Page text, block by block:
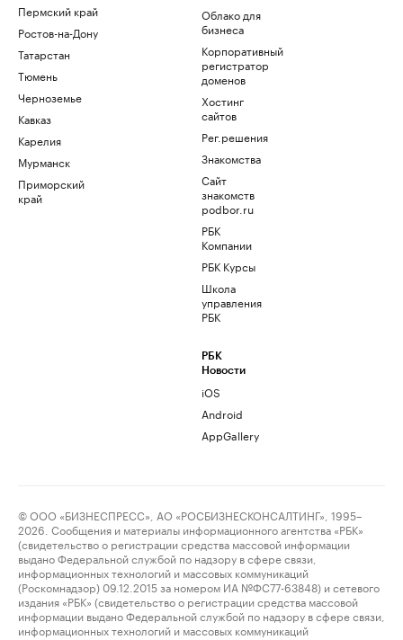
Пермский край
Ростов-на-Дону
Татарстан
Тюмень
Черноземье
Кавказ
Карелия
Мурманск
Приморский
край
Облако для
бизнеса
Корпоративный
регистратор
доменов
Хостинг
сайтов
Рег.решения
Знакомства
Сайт
знакомств
podbor.ru
РБК
Компании
РБК Курсы
Школа
управления
РБК
РБК
Новости
iOS
Android
AppGallery
© ООО «БИЗНЕСПРЕСС», АО «РОСБИЗНЕСКОНСАЛТИНГ», 1995–
2026. Сообщения и материалы информационного агентства «РБК»
(свидетельство о регистрации средства массовой информации
выдано Федеральной службой по надзору в сфере связи,
информационных технологий и массовых коммуникаций
(Роскомнадзор) 09.12.2015 за номером ИА №ФС77-63848) и сетевого
издания «РБК» (свидетельство о регистрации средства массовой
информации выдано Федеральной службой по надзору в сфере связи,
информационных технологий и массовых коммуникаций